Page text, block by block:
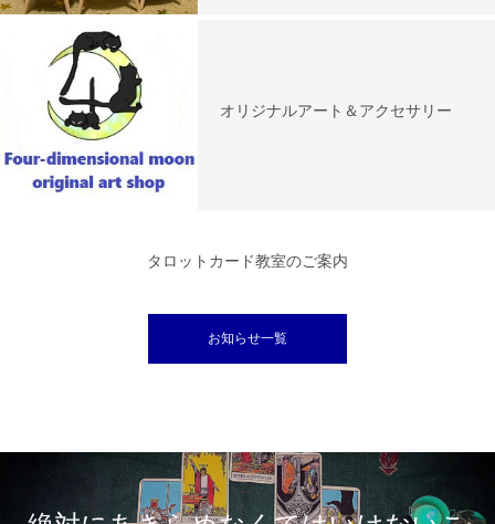
オリジナルアート＆アクセサリー
タロットカード教室のご案内
お知らせ一覧